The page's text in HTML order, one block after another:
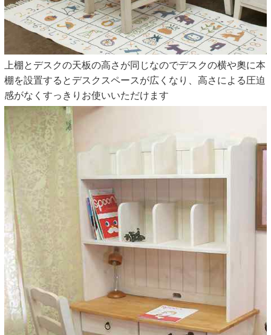
上棚とデスクの天板の高さが同じなのでデスクの横や奧に本
棚を設置するとデスクスペースが広くなり、高さによる圧迫
感がなくすっきりお使いいただけます